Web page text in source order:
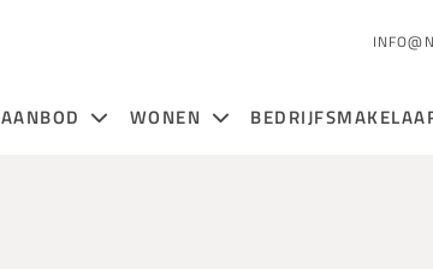
AANBOD WONEN